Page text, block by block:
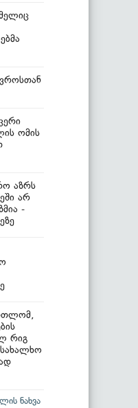
ომის
აზრს
არ
-
რიგ
ნახვა